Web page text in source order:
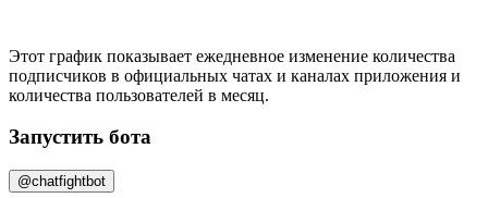
Этот график показывает ежедневное изменение количества
подписчиков в официальных чатах и каналах приложения и
количества пользователей в месяц.
Запустить бота
@chatfightbot